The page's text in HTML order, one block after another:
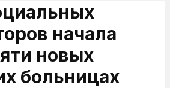
начала
новых
больницах